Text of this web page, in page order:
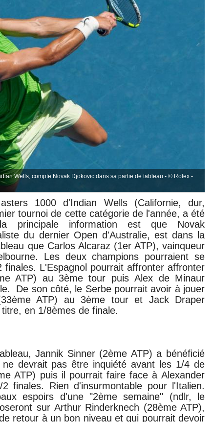
Wells, compte Novak Djokovic dans sa partie de tableau - © Rolex -
1000 d'Indian Wells (Californie, dur,
tournoi de cette catégorie de l'année, a été
principale information est que Novak
du dernier Open d'Australie, est dans la
que Carlos Alcaraz (1er ATP), vainqueur
Les deux champions pourraient se
L'Espagnol pourrait affronter affronter
ATP) au 3ème tour puisAlex de Minaur
De son côté, le Serbe pourrait avoir à jouer
ATP) au 3ème tour et Jack Draper
en 1/8èmes de finale.
Jannik Sinner (2ème ATP) a bénéficié
devrait pas être inquiété avant les 1/4 de
ATP) puis il pourrait faire face àAlexander
finales. Rien d'insurmontable pour l'Italien.
espoirs d'une "2ème semaine" (ndlr, le
sur Arthur Rinderknech (28ème ATP),
retour à un bon niveau et qui pourrait devoir